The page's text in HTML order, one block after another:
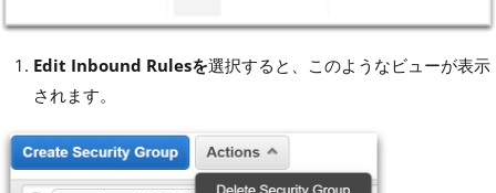
Edit Inbound Rulesを選択すると、このようなビューが表示
されます。